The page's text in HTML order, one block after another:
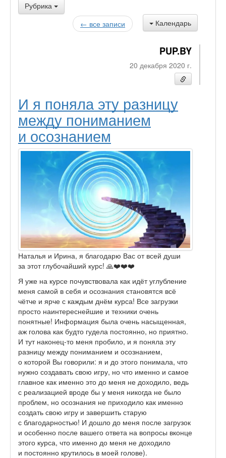
Рубрика
Календарь
← все записи
PUP.BY
20 декабря 2020 г.
И я поняла эту разницу
между пониманием
и осознанием
Наталья и Ирина, я благодарю Вас от всей души
за этот глубочайший курс! 🙏❤️❤️❤️
Я уже на курсе почувствовала как идёт углубление
меня самой в себя и осознания становятся всё
чётче и ярче с каждым днём курса! Все загрузки
просто наинтереснейшие и техники очень
понятные! Информация была очень насыщенная,
аж голова как будто гудела постоянно, но приятно.
И тут наконец-то меня пробило, и я поняла эту
разницу между пониманием и осознанием,
о которой Вы говорили: я и до этого понимала, что
нужно создавать свою игру, но что именно и самое
главное как именно это до меня не доходило, ведь
с реализацией вроде бы у меня никогда не было
проблем, но осознания не приходило как именно
создать свою игру и завершить старую
с благодарностью! И дошло до меня после загрузок
и особенно после вашего ответа на вопросы вконце
этого курса, что именно до меня не доходило
и постоянно крутилось в моей голове).